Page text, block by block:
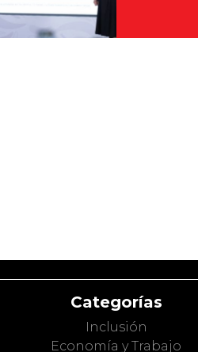
Categorías
Inclusión
Economía y Trabajo